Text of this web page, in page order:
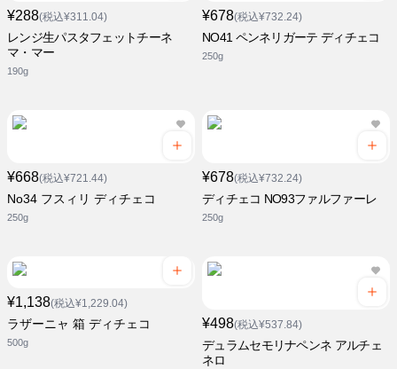
¥288(税込¥311.04)
レンジ生パスタフェットチーネ
マ・マー
190g
¥678(税込¥732.24)
NO41 ペンネリガーテ ディチェコ
250g
¥668(税込¥721.44)
No34 フスィリ ディチェコ
250g
¥678(税込¥732.24)
ディチェコ NO93ファルファーレ
250g
¥1,138(税込¥1,229.04)
ラザーニャ 箱 ディチェコ
500g
¥498(税込¥537.84)
デュラムセモリナペンネ アルチェ
ネロ